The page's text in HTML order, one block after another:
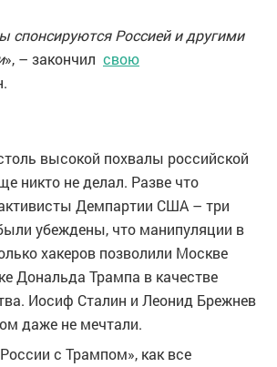
спонсируются Россией и другими
», – закончил свою
высокой похвалы российской
никто не делал. Разве что
Демпартии США – три
убеждены, что манипуляции в
хакеров позволили Москве
Дональда Трампа в качестве
Иосиф Сталин и Леонид Брежнев
даже не мечтали.
с Трампом», как все